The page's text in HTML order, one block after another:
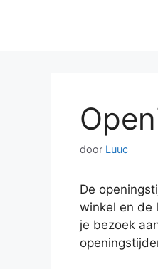
door Luuc
De
winkel en de
je bezoek